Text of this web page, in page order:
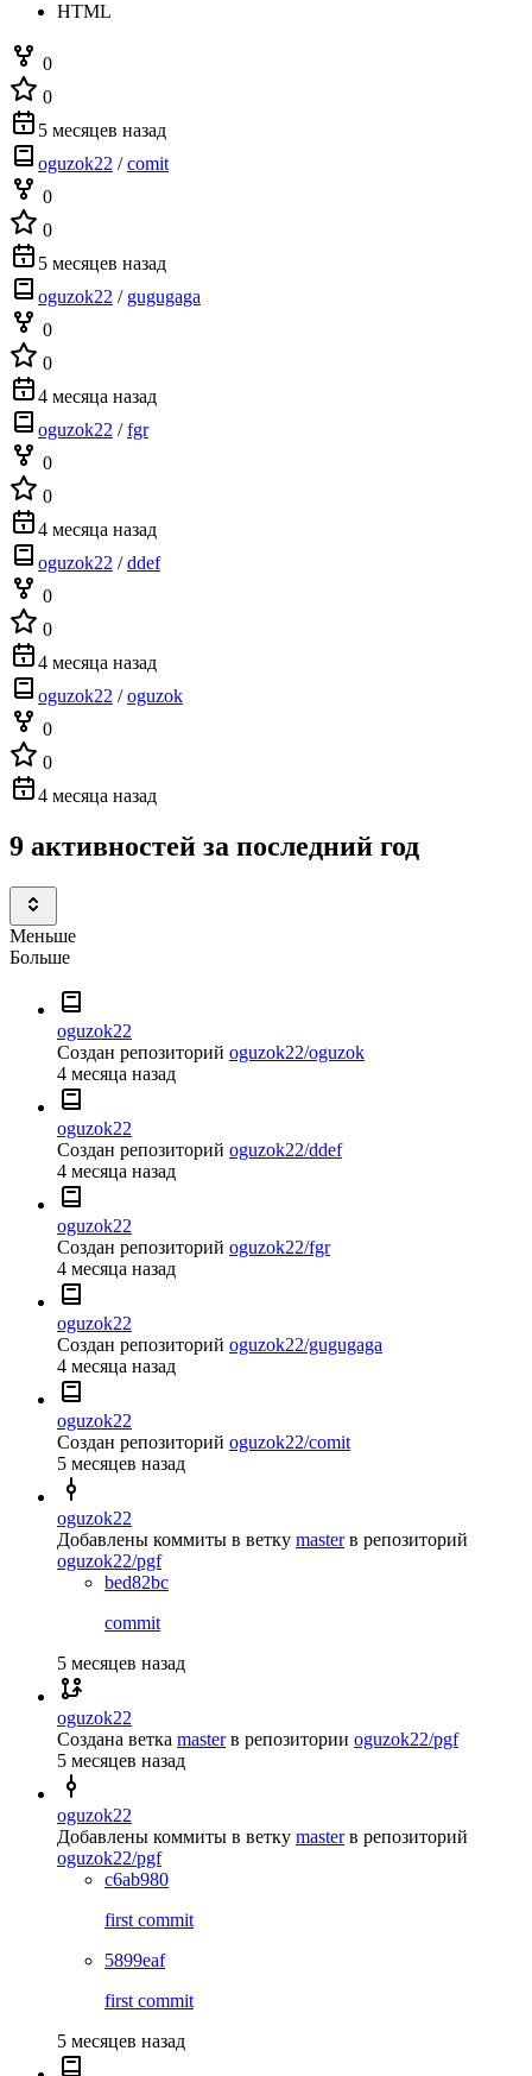
HTML
0
0
5 месяцев назад
oguzok22 /comit
0
0
5 месяцев назад
oguzok22 / gugugaga
0
0
4 месяца назад
oguzok22 /fgr
0
0
4 месяца назад
oguzok22 /ddef
0
0
4 месяца назад
oguzok22 /oguzok
0
0
4 месяца назад
9 активностей за последний год
Меньше
Больше
oguzok22
Создан репозиторий oguzok22/oguzok
4 месяца назад
oguzok22
Создан репозиторий oguzok22/ddef
4 месяца назад
oguzok22
Создан репозиторий oguzok22/fgr
4 месяца назад
oguzok22
Создан репозиторий oguzok22/gugugaga
4 месяца назад
oguzok22
Создан репозиторий oguzok22/comit
5 месяцев назад
oguzok22
Добавлены коммиты в ветку master в репозиторий
oguzok22/pgf
bed82bc
commit
5 месяцев назад
oguzok22
Создана ветка master в репозитории oguzok22/pgf
5 месяцев назад
oguzok22
Добавлены коммиты в ветку master в репозиторий
oguzok22/pgf
c6ab980
first commit
5899eaf
first commit
5 месяцев назад